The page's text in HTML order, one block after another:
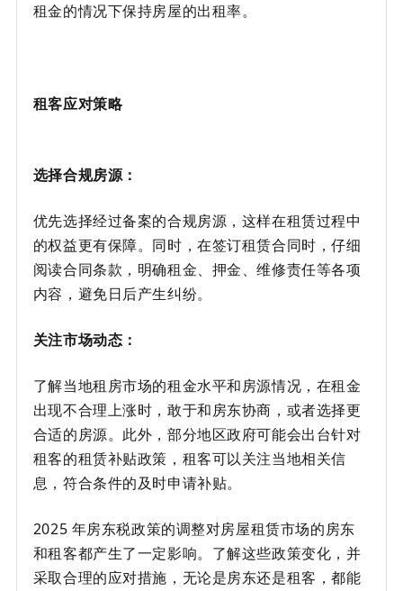
租金的情况下保持房屋的出租率。
租客应对策略
选择合规房源：
优先选择经过备案的合规房源，这样在租赁过程中
的权益更有保障。同时，在签订租赁合同时，仔细
阅读合同条款，明确租金、押金、维修责任等各项
内容，避免日后产生纠纷。
关注市场动态：
了解当地租房市场的租金水平和房源情况，在租金
出现不合理上涨时，敢于和房东协商，或者选择更
合适的房源。此外，部分地区政府可能会出台针对
租客的租赁补贴政策，租客可以关注当地相关信
息，符合条件的及时申请补贴。
2025 年房东税政策的调整对房屋租赁市场的房东
和租客都产生了一定影响。了解这些政策变化，并
采取合理的应对措施，无论是房东还是租客，都能